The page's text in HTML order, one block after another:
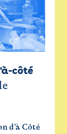
côté
d'à Côté